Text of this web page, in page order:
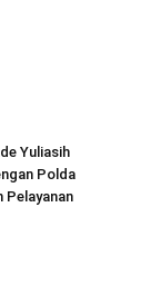
Yuliasih
Polda
Pelayanan